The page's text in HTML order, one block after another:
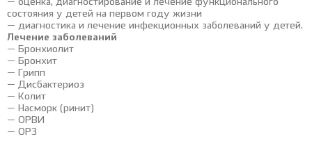
— оценка, диагностирование и лечение функционального
состояния у детей на первом году жизни
— диагностика и лечение инфекционных заболеваний у детей.
Лечение заболеваний
— Бронхиолит
— Бронхит
— Грипп
— Дисбактериоз
— Колит
— Насморк (ринит)
— ОРВИ
— ОРЗ